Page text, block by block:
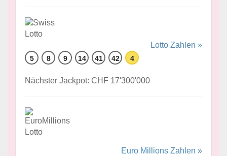
Lotto Zahlen »
5 8 9 14 41 42 4
Nächster Jackpot: CHF 17'300'000
Euro Millions Zahlen »